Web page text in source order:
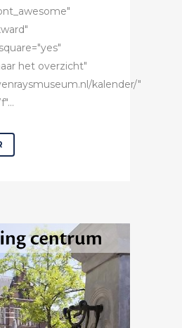
het overzicht"
kalender/"